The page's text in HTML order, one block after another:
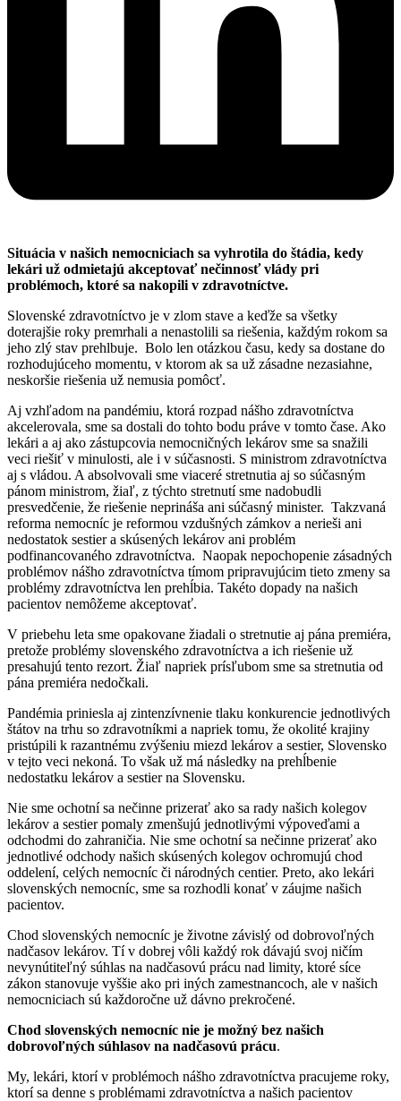
Situácia v našich nemocniciach sa vyhrotila do štádia, kedy
lekári už odmietajú akceptovať nečinnosť vlády pri
problémoch, ktoré sa nakopili v zdravotníctve.
Slovenské zdravotníctvo je v zlom stave a keďže sa všetky
doterajšie roky premrhali a nenastolili sa riešenia, každým rokom sa
jeho zlý stav prehlbuje. Bolo len otázkou času, kedy sa dostane do
rozhodujúceho momentu, v ktorom ak sa už zásadne nezasiahne,
neskoršie riešenia už nemusia pomôcť.
Aj vzhľadom na pandémiu, ktorá rozpad nášho zdravotníctva
akcelerovala, sme sa dostali do tohto bodu práve v tomto čase. Ako
lekári a aj ako zástupcovia nemocničných lekárov sme sa snažili
veci riešiť v minulosti, ale i v súčasnosti. S ministrom zdravotníctva
aj s vládou. A absolvovali sme viaceré stretnutia aj so súčasným
pánom ministrom, žiaľ, z týchto stretnutí sme nadobudli
presvedčenie, že riešenie neprináša ani súčasný minister. Takzvaná
reforma nemocníc je reformou vzdušných zámkov a nerieši ani
nedostatok sestier a skúsených lekárov ani problém
podfinancovaného zdravotníctva. Naopak nepochopenie zásadných
problémov nášho zdravotníctva tímom pripravujúcim tieto zmeny sa
problémy zdravotníctva len prehĺbia. Takéto dopady na našich
pacientov nemôžeme akceptovať.
V priebehu leta sme opakovane žiadali o stretnutie aj pána premiéra,
pretože problémy slovenského zdravotníctva a ich riešenie už
presahujú tento rezort. Žiaľ napriek prísľubom sme sa stretnutia od
pána premiéra nedočkali.
Pandémia priniesla aj zintenzívnenie tlaku konkurencie jednotlivých
štátov na trhu so zdravotníkmi a napriek tomu, že okolité krajiny
pristúpili k razantnému zvýšeniu miezd lekárov a sestier, Slovensko
v tejto veci nekoná. To však už má následky na prehĺbenie
nedostatku lekárov a sestier na Slovensku.
Nie sme ochotní sa nečinne prizerať ako sa rady našich kolegov
lekárov a sestier pomaly zmenšujú jednotlivými výpoveďami a
odchodmi do zahraničia. Nie sme ochotní sa nečinne prizerať ako
jednotlivé odchody našich skúsených kolegov ochromujú chod
oddelení, celých nemocníc či národných centier. Preto, ako lekári
slovenských nemocníc, sme sa rozhodli konať v záujme našich
pacientov.
Chod slovenských nemocníc je životne závislý od dobrovoľných
nadčasov lekárov. Tí v dobrej vôli každý rok dávajú svoj ničím
nevynútiteľný súhlas na nadčasovú prácu nad limity, ktoré síce
zákon stanovuje vyššie ako pri iných zamestnancoch, ale v našich
nemocniciach sú každoročne už dávno prekročené.
Chod slovenských nemocníc nie je možný bez našich
dobrovoľných súhlasov na nadčasovú prácu.
My, lekári, ktorí v problémoch nášho zdravotníctva pracujeme roky,
ktorí sa denne s problémami zdravotníctva a našich pacientov